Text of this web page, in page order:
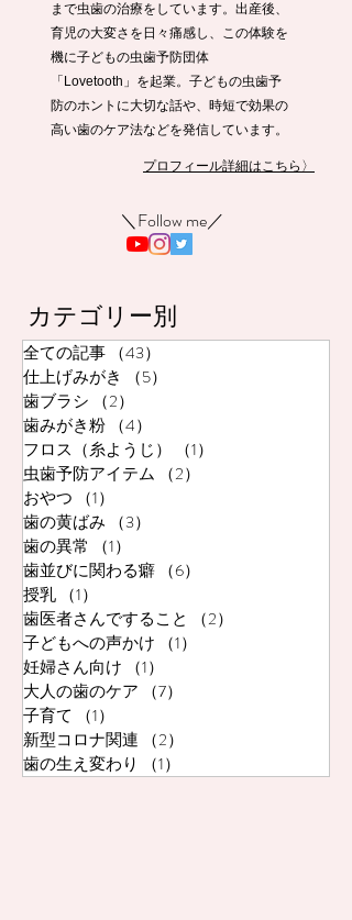
まで虫歯の治療をしています。出産後、
育児の大変さを日々痛感し、この体験を
機に子どもの虫歯予防団体
「Lovetooth」を起業。子どもの虫歯予
防のホントに大切な話や、時短で効果の
高い歯のケア法などを発信しています。
プロフィール詳細はこちら〉
​＼Follow me／
カテゴリー別
全ての記事 （43）
仕上げみがき
（5）
歯ブラシ （2）
歯みがき粉 （4）
フロス（糸ようじ）
（1）
虫歯予防アイテム （2）
おやつ （1）
歯の黄ばみ （3）
歯の異常
（1）
歯並びに関わる癖 （6）
授乳 （1）
歯医者さんですること
（2）
子どもへの声かけ （1）
妊婦さん向け （1）
大人の歯のケア （7）
子育て
（1）
新型コロナ関連 （2）
歯の生え変わり
（1）